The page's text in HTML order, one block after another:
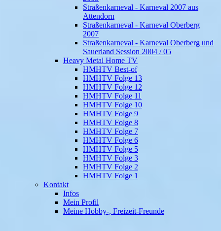
Straßenkarneval - Karneval 2007 aus
Attendorn
Straßenkarneval - Karneval Oberberg
2007
Straßenkarneval - Karneval Oberberg und
Sauerland Session 2004 / 05
Heavy Metal Home TV
HMHTV Best-of
HMHTV Folge 13
HMHTV Folge 12
HMHTV Folge 11
HMHTV Folge 10
HMHTV Folge 9
HMHTV Folge 8
HMHTV Folge 7
HMHTV Folge 6
HMHTV Folge 5
HMHTV Folge 3
HMHTV Folge 2
HMHTV Folge 1
Kontakt
Infos
Mein Profil
Meine Hobby-, Freizeit-Freunde